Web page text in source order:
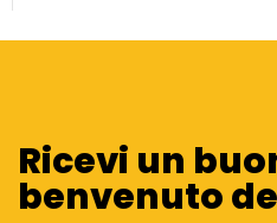
Ricevi un
benvenuto